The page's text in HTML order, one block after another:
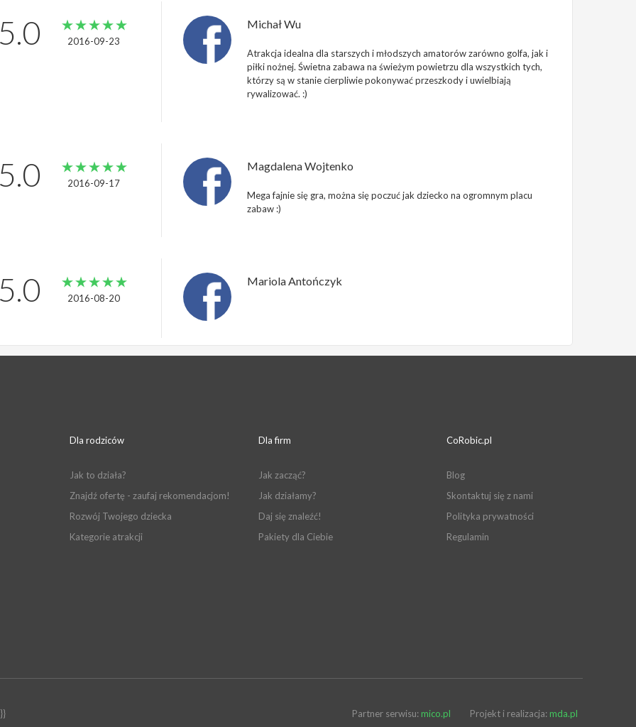
5.0 2016-09-23
Michał Wu
Atrakcja idealna dla starszych i młodszych amatorów zarówno golfa, jak i
piłki nożnej. Świetna zabawa na świeżym powietrzu dla wszystkich tych,
którzy są w stanie cierpliwie pokonywać przeszkody i uwielbiają
rywalizować. :)
5.0 2016-09-17
Magdalena Wojtenko
Mega fajnie się gra, można się poczuć jak dziecko na ogromnym placu
zabaw :)
5.0 2016-08-20
Mariola Antończyk
Dla rodziców
Jak to działa?
Znajdź ofertę - zaufaj rekomendacjom!
Rozwój Twojego dziecka
Kategorie atrakcji
Dla firm
Jak zacząć?
Jak działamy?
Daj się znaleźć!
Pakiety dla Ciebie
CoRobic.pl
Blog
Skontaktuj się z nami
Polityka prywatności
Regulamin
Partner serwisu: mico.pl Projekt i realizacja: mda.pl